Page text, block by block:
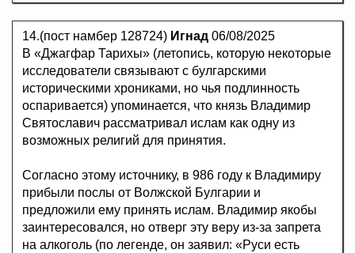
14.(пост намбер 128724) Игнад 06/08/2025
В «Джагфар Тарихы» (летопись, которую некоторые
исследователи связывают с булгарскими
историческими хрониками, но чья подлинность
оспаривается) упоминается, что князь Владимир
Святославич рассматривал ислам как одну из
возможных религий для принятия.
Согласно этому источнику, в 986 году к Владимиру
прибыли послы от Волжской Булгарии и
предложили ему принять ислам. Владимир якобы
заинтересовался, но отверг эту веру из-за запрета
на алкоголь (по легенде, он заявил: «Руси есть